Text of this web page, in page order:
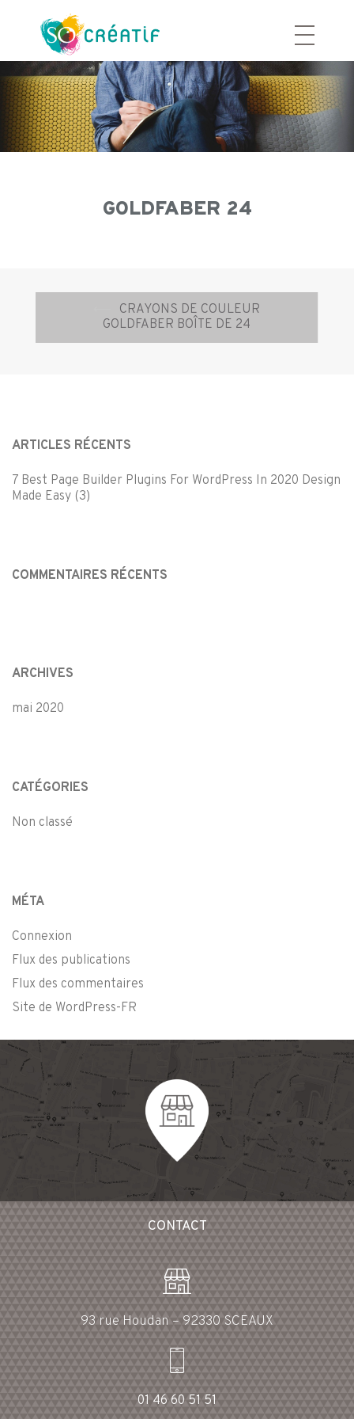
contenu
GOLDFABER 24
NavigationCRAYONS DE COULEUR
GOLDFABER BOÎTE DE 24
ARTICLES RÉCENTS
7 Best Page Builder Plugins For WordPress In 2020 Design
Made Easy (3)
COMMENTAIRES RÉCENTS
ARCHIVES
mai 2020
CATÉGORIES
Non classé
MÉTA
Connexion
Flux des publications
Flux des commentaires
Site de WordPress-FR
CONTACT
93 rue Houdan – 92330 SCEAUX
01 46 60 51 51